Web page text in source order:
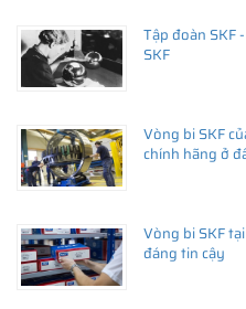
Tập đoàn SKF
SKF
Vòng bi SKF
chính hãng ở
Vòng bi SKF
đáng tin cậy